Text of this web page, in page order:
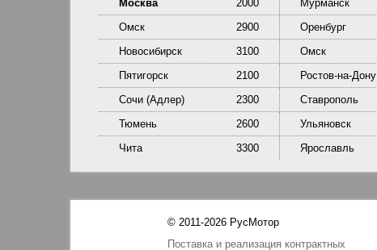
Москва
2000 Мурманск
Омск
2900 Оренбург
Новосибирск
3100 Омск
Пятигорск
2100 Ростов-на-Дону
Сочи (Адлер)
2300 Ставрополь
Тюмень
2600 Ульяновск
Чита
3300 Ярославль
© 2011-2026 РусМотор
Поставка и реализация контрактных